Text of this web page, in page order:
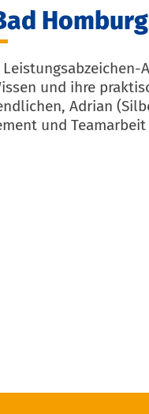
und ihre
Adrian
und